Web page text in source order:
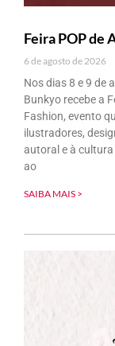
Feira POP de
6 de agosto de 2026
Nos dias 8 e 9 de
Bunkyo recebe a
Fashion, evento
ilustradores,
autoral e à
ao
SAIBA MAIS >